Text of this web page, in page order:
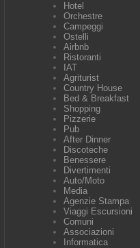
Hotel
Orchestre
Campeggi
Ostelli
Airbnb
Ristoranti
IAT
Agriturist
Country House
Bed & Breakfast
Shopping
Pizzerie
Pub
After Dinner
Discoteche
Benessere
Divertimenti
Auto/Moto
Media
Agenzie Stampa
Viaggi Escursioni
Comuni
Associazioni
Informatica